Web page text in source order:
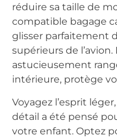
réduire sa taille de
compatible bagage
glisser parfaitement
supérieurs de
astucieusement
intérieure, protège
Voyagez l’esprit
détail a été pensé
votre enfant. Optez